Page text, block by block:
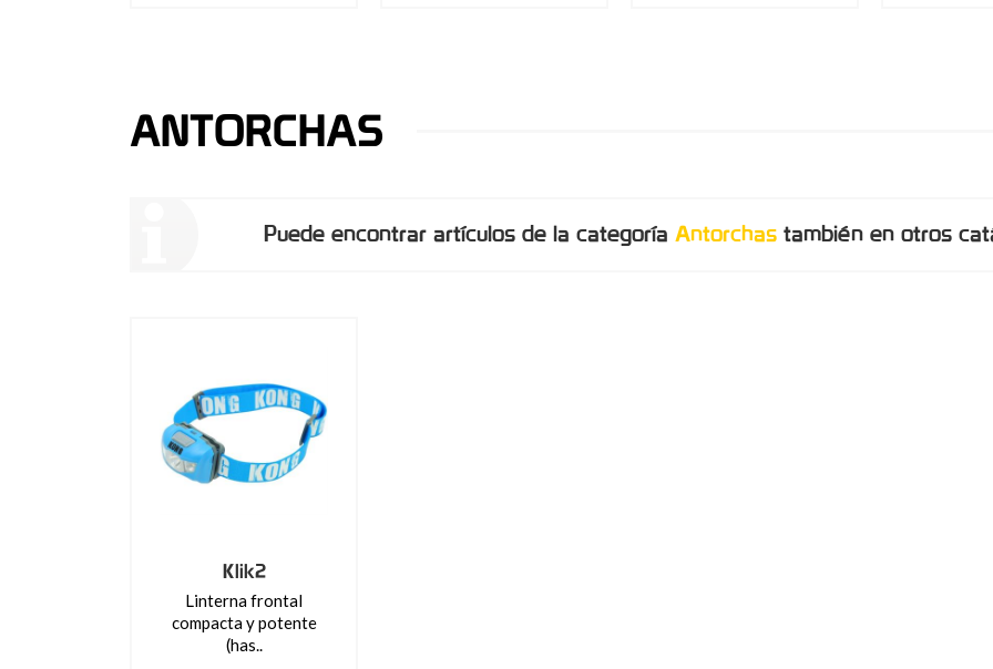
ANTORCHAS
Puede encontrar artículos de la categoría Antorchastambién en otros
Klik2
Linterna frontal
compacta y potente
(has..